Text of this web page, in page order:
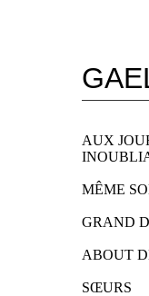
AUX
MÊME
GRAND
ABOUT
SŒURS